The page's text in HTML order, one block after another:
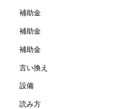
補助金
補助金
補助金
言い換え
設備
読み方